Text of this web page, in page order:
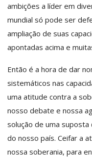
ambições a líder em
mundial só pode ser
ampliação de suas
apontadas acima e
Então é a hora de dar
sistemáticos nas
uma atitude contra a
nosso debate e nossa
solução de uma
do nosso país. Ceifar a
nossa soberania, para